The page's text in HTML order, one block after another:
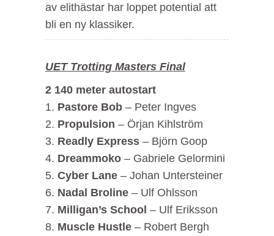
av elithästar har loppet potential att
bli en ny klassiker.
UET Trotting Masters Final
2 140 meter autostart
1. Pastore Bob – Peter Ingves
2. Propulsion – Örjan Kihlström
3. Readly Express – Björn Goop
4. Dreammoko – Gabriele Gelormini
5. Cyber Lane – Johan Untersteiner
6. Nadal Broline – Ulf Ohlsson
7. Milligan’s School – Ulf Eriksson
8. Muscle Hustle – Robert Bergh